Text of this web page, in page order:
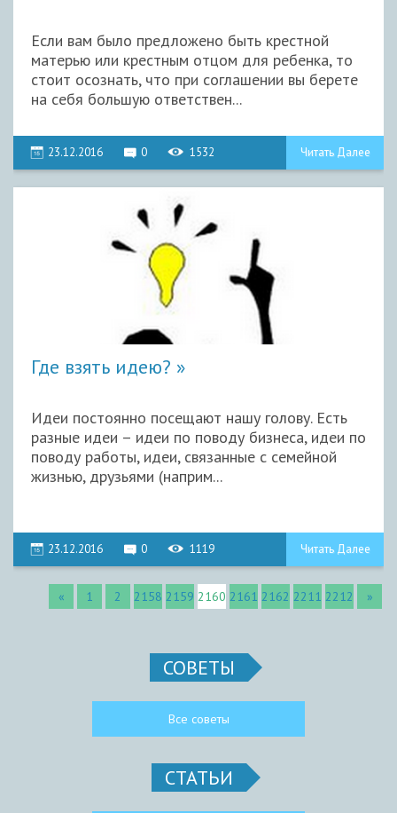
Если вам было предложено быть крестной
матерью или крестным отцом для ребенка, то
стоит осознать, что при соглашении вы берете
на себя большую ответствен...
23.12.2016 0 1532 Читать Далее
Где взять идею?
Идеи постоянно посещают нашу голову. Есть
разные идеи – идеи по поводу бизнеса, идеи по
поводу работы, идеи, связанные с семейной
жизнью, друзьями (наприм...
23.12.2016 0 1119 Читать Далее
« 1 2 2158 2159 2160 2161 2162 2211 2212 »
СОВЕТЫ
Все советы
СТАТЬИ